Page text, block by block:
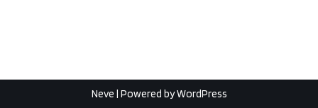
Neve | Powered byWordPress